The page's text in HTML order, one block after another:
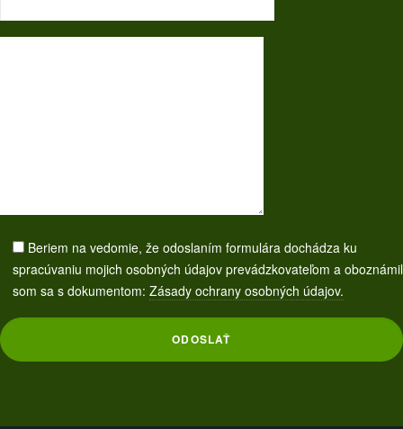
Beriem na vedomie, že odoslaním formulára dochádza ku
spracúvaniu mojich osobných údajov prevádzkovateľom a oboznámil
som sa s dokumentom: Zásady ochrany osobných údajov.